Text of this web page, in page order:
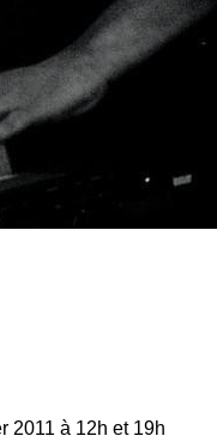
2011 à 12h et 19h